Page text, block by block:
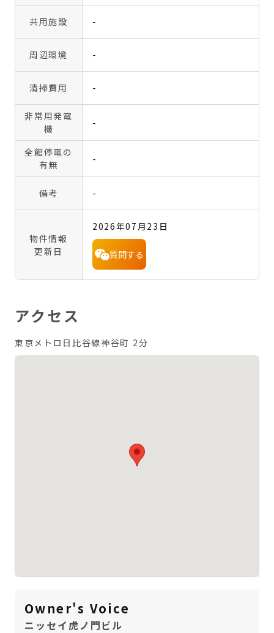
共用施設 -
周辺環境 -
清掃費用 -
非常用発電
機
-
全館停電の
有無
-
備考 -
物件情報
更新日
2026年07月23日
質問する
アクセス
東京メトロ日比谷線神谷町 2分
Owner's Voice
ニッセイ虎ノ門ビル